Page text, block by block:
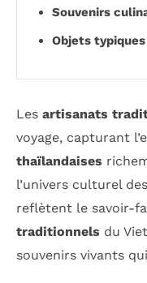
Souvenirs
Objets typiques
Les artisanats
voyage, capturant
thaïlandaises
l’univers culturel
reflètent le savoir-
traditionnels du
souvenirs vivants